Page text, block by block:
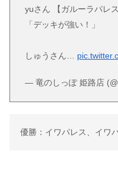
yuさん 【ガルーラパレス
「デッキが強い！」
しゅうさん…
— 竜のしっぽ 姫路店
優勝：イワパレス、イワ